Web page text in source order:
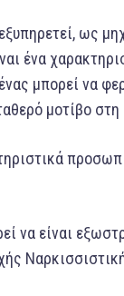
ως
ένα
μπορεί να
μοτίβο
να είναι